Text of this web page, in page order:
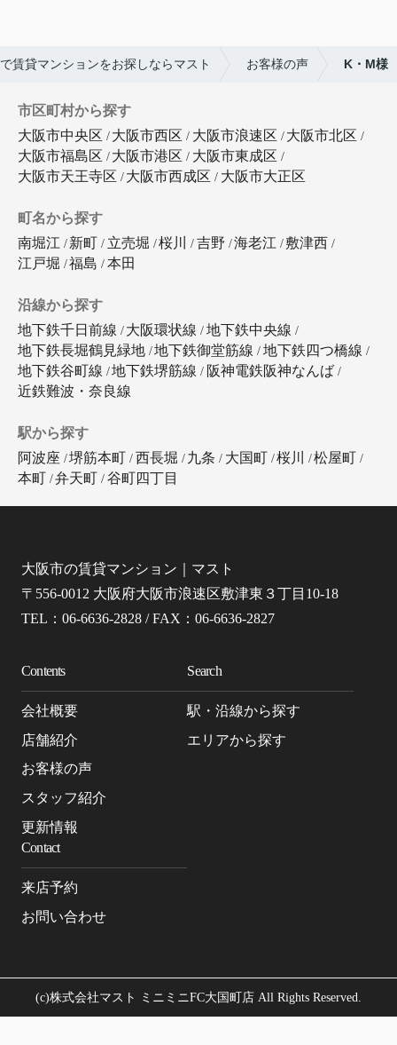
賃貸マンションをお探しならマスト お客様の声 K・M様
市区町村から探す
大阪市中央区
大阪市西区 大阪市浪速区
大阪市北区
大阪市福島区
大阪市港区
大阪市東成区
大阪市天王寺区
大阪市西成区 大阪市大正区
町名から探す
南堀江
新町 立売堀 桜川 吉野 海老江
敷津西
江戸堀
福島 本田
沿線から探す
地下鉄千日前線
大阪環状線 地下鉄中央線
地下鉄長堀鶴見緑地
地下鉄御堂筋線 地下鉄四つ橋線
地下鉄谷町線
地下鉄堺筋線 阪神電鉄阪神なんば
近鉄難波・奈良線
駅から探す
阿波座
堺筋本町 西長堀 九条 大国町 桜川
松屋町
本町
弁天町 谷町四丁目
大阪市の賃貸マンション｜マスト
〒556-0012 大阪府大阪市浪速区敷津東３丁目10-18
TEL：06-6636-2828 / FAX：06-6636-2827
Contents
会社概要
店舗紹介
お客様の声
スタッフ紹介
更新情報
Search
駅・沿線から探す
エリアから探す
Contact
来店予約
お問い合わせ
(c)株式会社マスト ミニミニFC大国町店 All Rights Reserved.